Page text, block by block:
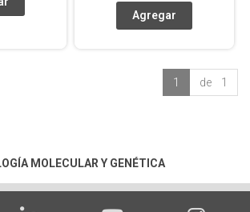
1 de 1
MOLECULAR Y GENÉTICA